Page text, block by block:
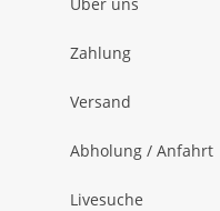
Zahlung
Versand
Abholung / Anfahrt
Livesuche